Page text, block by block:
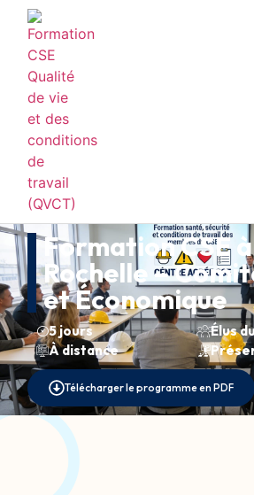
Formation CSE
Rochelle –
et Économique
5 jours
Élus
À distance
Télécharger le programme en PDF